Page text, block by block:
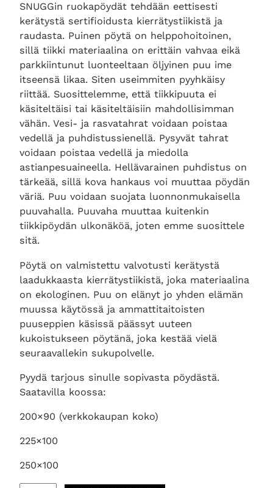
SNUGGin ruokapöydät tehdään eettisesti
kerätystä sertifioidusta kierrätystiikistä ja
raudasta. Puinen pöytä on helppohoitoinen,
sillä tiikki materiaalina on erittäin vahvaa eikä
parkkiintunut luonteeltaan öljyinen puu ime
itseensä likaa. Siten useimmiten pyyhkäisy
riittää. Suosittelemme, että tiikkipuuta ei
käsiteltäisi tai käsiteltäisiin mahdollisimman
vähän. Vesi- ja rasvatahrat voidaan poistaa
vedellä ja puhdistussienellä. Pysyvät tahrat
voidaan poistaa vedellä ja miedolla
astianpesuaineella. Hellävarainen puhdistus on
tärkeää, sillä kova hankaus voi muuttaa pöydän
väriä. Puu voidaan suojata luonnonmukaisella
puuvahalla. Puuvaha muuttaa kuitenkin
tiikkipöydän ulkonäköä, joten emme suosittele
sitä.
Pöytä on valmistettu valvotusti kerätystä
laadukkaasta kierrätystiikistä, joka materiaalina
on ekologinen. Puu on elänyt jo yhden elämän
muussa käytössä ja ammattitaitoisten
puuseppien käsissä päässyt uuteen
kukoistukseen pöytänä, joka kestää vielä
seuraavallekin sukupolvelle.
Pyydä tarjous sinulle sopivasta pöydästä.
Saatavilla koossa:
200×90 (verkkokaupan koko)
225×100
250×100